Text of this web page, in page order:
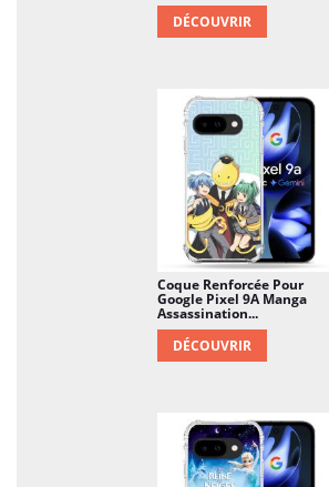
DÉCOUVRIR
Coque Renforcée Pour
Google Pixel 9A Manga
Assassination...
DÉCOUVRIR